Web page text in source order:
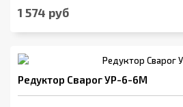
1 574 руб
Редуктор Сварог УР-6-6М